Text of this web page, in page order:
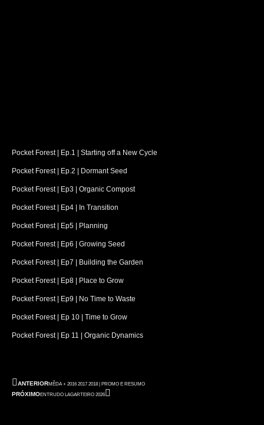
Pocket Forest | Ep.1 | Starting off a New Cycle
Pocket Forest | Ep.2 | Dormant Seed
Pocket Forest | Ep3 | Organic Compost
Pocket Forest | Ep4 | In Transition
Pocket Forest | Ep5 | Planning
Pocket Forest | Ep6 | Growing Seed
Pocket Forest | Ep7 | Building the Garden
Pocket Forest | Ep8 | Place to Grow
Pocket Forest | Ep9 | No Time to Waste
Pocket Forest | Ep 10 | Time to Grow
Pocket Forest | Ep 11 | Organic Dynamics
ANTERIORMÊDA + 2016 2017 2018 | PROMO E RESUMO
PRÓXIMOENTRUDO LAGARTEIRO 2026